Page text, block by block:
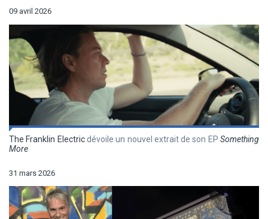
09 avril 2026
The Franklin Electricdévoile un nouvel extrait de son EPSomething
More
31 mars 2026